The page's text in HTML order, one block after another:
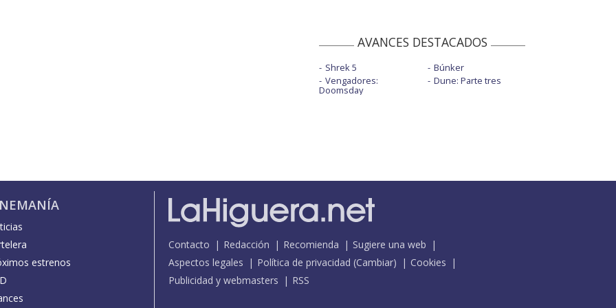
AVANCES DESTACADOS
Shrek 5
Vengadores:
Doomsday
Búnker
Dune: Parte tres
estrenos
Contacto Redacción Recomienda
Sugiere una web
Aspectos legales
Política de privacidad (Cambiar)
Cookies
Publicidad y webmasters
RSS